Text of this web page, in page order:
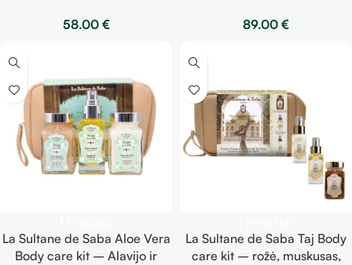
58.00 €
100ml
89.00 €
La Sultane de Saba Aloe Vera
Body care kit – Alavijo ir
La Sultane de Saba Taj Body
care kit – rožė, muskusas,